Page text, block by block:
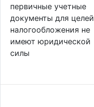
первичные учетные
документы для целей
налогообложения не
имеют юридической
силы